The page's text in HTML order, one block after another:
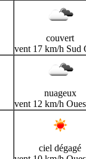
couvert
vent 17 km/h Sud
nuageux
vent 12 km/h
ciel dégagé